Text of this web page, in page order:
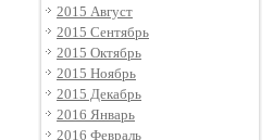
2015 Август
2015 Сентябрь
2015 Октябрь
2015 Ноябрь
2015 Декабрь
2016 Январь
2016 Февраль